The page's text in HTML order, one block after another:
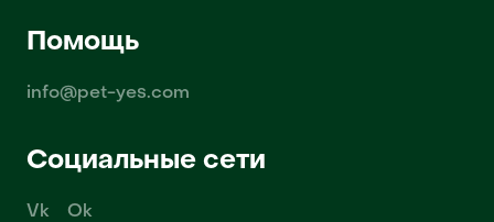
Помощь
info@pet-yes.com
Социальные сети
Vk Ok